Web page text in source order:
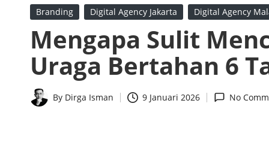
n
d
f
o
Posted
Branding Digital Agency Jakarta Digital Agency
Mengapa Sulit
Uraga Bertahan 6
Posted
By Dirga Isman 9 Januari 2026 No